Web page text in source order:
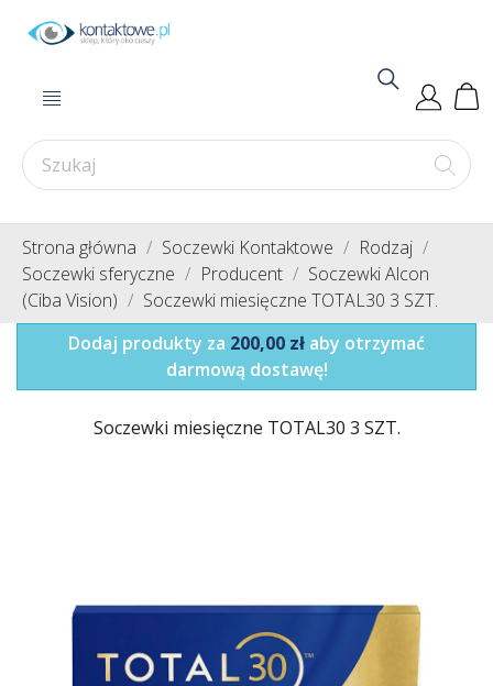
Strona główna Soczewki Kontaktowe
Rodzaj
Soczewki sferyczne
Producent
Soczewki Alcon
(Ciba Vision)
Soczewki miesięczne TOTAL30 3 SZT.
Dodaj produkty za 200,00 zł aby otrzymać
darmową dostawę!
Soczewki miesięczne TOTAL30 3 SZT.